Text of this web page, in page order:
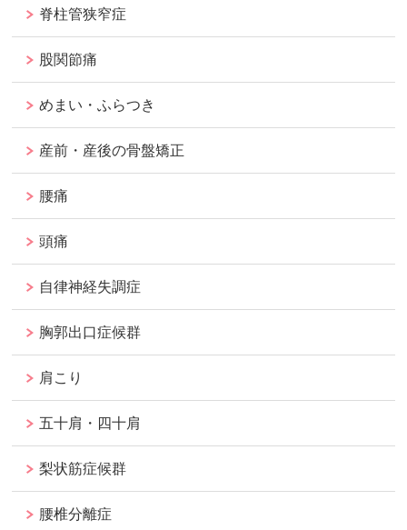
脊柱管狭窄症
股関節痛
めまい・ふらつき
産前・産後の骨盤矯正
腰痛
頭痛
自律神経失調症
胸郭出口症候群
肩こり
五十肩・四十肩
梨状筋症候群
腰椎分離症